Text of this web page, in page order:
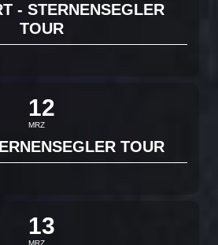
- STERNENSEGLER
TOUR
12
MRZ
TOUR
13
MRZ